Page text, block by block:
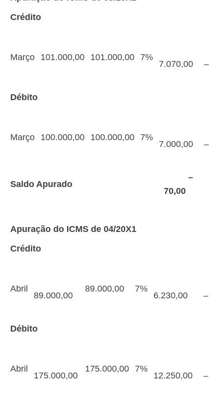
Crédito
Março 101.000,00 101.000,00 7%
7.070,00 –
Débito
Março 100.000,00 100.000,00 7%
7.000,00 –
Saldo Apurado
–
70,00
Apuração do ICMS de 04/20X1
Crédito
Abril
89.000,00
89.000,00 7%
6.230,00 –
Débito
Abril
175.000,00
175.000,00 7%
12.250,00 –